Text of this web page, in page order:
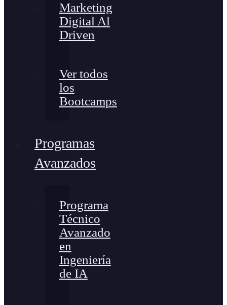
Marketing
Digital Al
Driven
Ver todos
los
Bootcamps
Programas
Avanzados
Programa
Técnico
Avanzado
en
Ingeniería
de IA